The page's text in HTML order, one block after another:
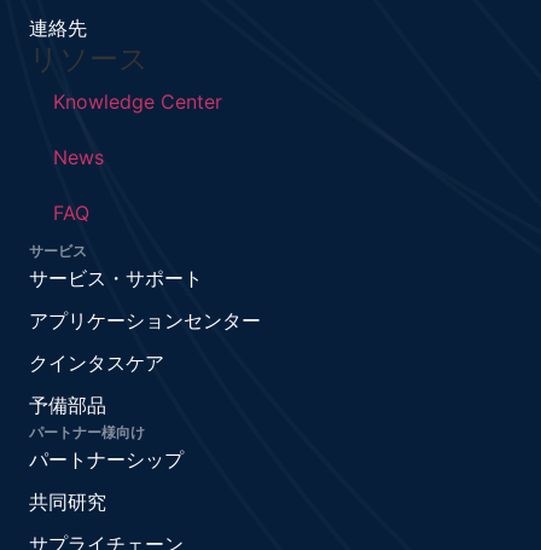
連絡先
リソース
Knowledge Center
News
FAQ
サービス
サービス・サポート
アプリケーションセンター
クインタスケア
予備部品
パートナー様向け
パートナーシップ
共同研究
サプライチェーン